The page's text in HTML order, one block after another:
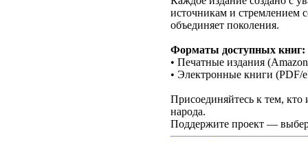
источникам и стремлением
объединяет поколения.
Форматы доступных книг:
• Печатные издания
• Электронные книги (PDF/
Присоединяйтесь к тем, кто
народа.
Поддержите проект —